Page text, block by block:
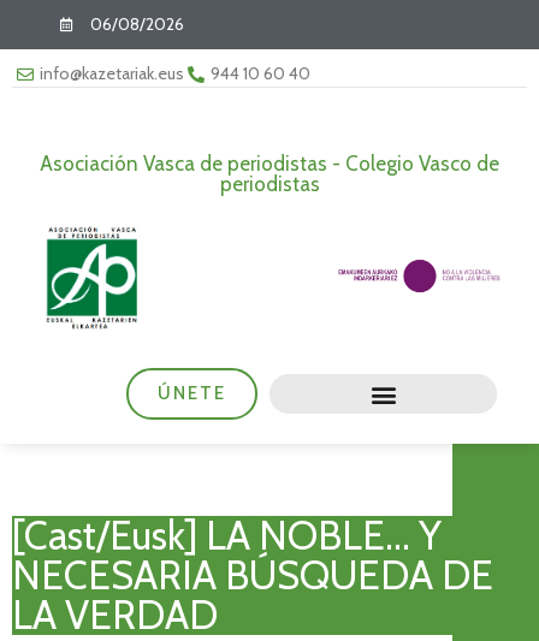
06/08/2026
info@kazetariak.eus 944 10 60 40
Asociación Vasca de periodistas - Colegio Vasco de
periodistas
ÚNETE
[Cast/Eusk] LA NOBLE… Y
NECESARIA BÚSQUEDA DE
LA VERDAD